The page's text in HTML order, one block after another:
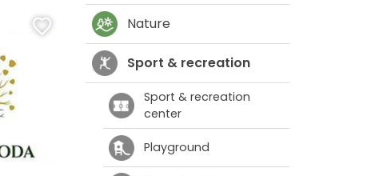
Nature
Sport & recreation
Sport & recreation
center
Playground